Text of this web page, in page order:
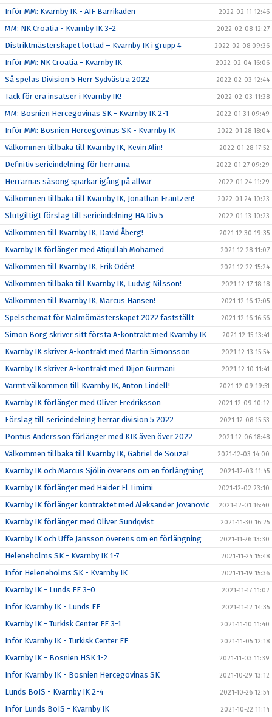
Inför MM: Kvarnby IK - AIF Barrikaden 2022-02-11 12:46
MM: NK Croatia - Kvarnby IK 3-2 2022-02-08 12:27
Distriktmästerskapet lottad – Kvarnby IK i grupp 4 2022-02-08 09:36
Inför MM: NK Croatia - Kvarnby IK 2022-02-04 16:06
Så spelas Division 5 Herr Sydvästra 2022 2022-02-03 12:44
Tack för era insatser i Kvarnby IK! 2022-02-03 11:38
MM: Bosnien Hercegovinas SK - Kvarnby IK 2-1 2022-01-31 09:49
Inför MM: Bosnien Hercegovinas SK - Kvarnby IK 2022-01-28 18:04
Välkommen tillbaka till Kvarnby IK, Kevin Alin! 2022-01-28 17:52
Definitiv serieindelning för herrarna 2022-01-27 09:29
Herrarnas säsong sparkar igång på allvar 2022-01-24 11:29
Välkommen tillbaka till Kvarnby IK, Jonathan Frantzen! 2022-01-24 10:23
Slutgiltigt förslag till serieindelning HA Div 5 2022-01-13 10:23
Välkommen till Kvarnby IK, David Åberg! 2021-12-30 19:35
Kvarnby IK förlänger med Atiqullah Mohamed 2021-12-28 11:07
Välkommen till Kvarnby IK, Erik Odén! 2021-12-22 15:24
Välkommen tillbaka till Kvarnby IK, Ludvig Nilsson! 2021-12-17 18:18
Välkommen till Kvarnby IK, Marcus Hansen! 2021-12-16 17:05
Spelschemat för Malmömästerskapet 2022 fastställt 2021-12-16 16:56
Simon Borg skriver sitt första A-kontrakt med Kvarnby IK 2021-12-15 13:41
Kvarnby IK skriver A-kontrakt med Martin Simonsson 2021-12-13 15:54
Kvarnby IK skriver A-kontrakt med Dijon Gurmani 2021-12-10 11:41
Varmt välkommen till Kvarnby IK, Anton Lindell! 2021-12-09 19:51
Kvarnby IK förlänger med Oliver Fredriksson 2021-12-09 10:12
Förslag till serieindelning herrar division 5 2022 2021-12-08 15:53
Pontus Andersson förlänger med KIK även över 2022 2021-12-06 18:48
Välkommen tillbaka till Kvarnby IK, Gabriel de Souza! 2021-12-03 14:00
Kvarnby IK och Marcus Sjölin överens om en förlängning 2021-12-03 11:45
Kvarnby IK förlänger med Haider El Timimi 2021-12-02 23:10
Kvarnby IK förlänger kontraktet med Aleksander Jovanovic 2021-12-01 16:40
Kvarnby IK förlänger med Oliver Sundqvist 2021-11-30 16:25
Kvarnby IK och Uffe Jansson överens om en förlängning 2021-11-26 13:30
Heleneholms SK - Kvarnby IK 1-7 2021-11-24 15:48
Inför Heleneholms SK - Kvarnby IK 2021-11-19 15:36
Kvarnby IK - Lunds FF 3-0 2021-11-17 11:02
Inför Kvarnby IK - Lunds FF 2021-11-12 14:35
Kvarnby IK - Turkisk Center FF 3-1 2021-11-10 11:40
Inför Kvarnby IK - Turkisk Center FF 2021-11-05 12:18
Kvarnby IK - Bosnien HSK 1-2 2021-11-03 11:39
Inför Kvarnby IK - Bosnien Hercegovinas SK 2021-10-29 13:12
Lunds BoIS - Kvarnby IK 2-4 2021-10-26 12:54
Inför Lunds BoIS - Kvarnby IK 2021-10-22 11:14